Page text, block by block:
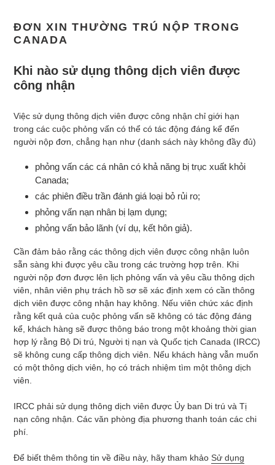
ĐƠN XIN THƯỜNG TRÚ NỘP TRONG
CANADA
Khi nào sử dụng thông dịch viên được
công nhận
Việc sử dụng thông dịch viên được công nhận chỉ giới hạn
trong các cuộc phỏng vấn có thể có tác động đáng kể đến
người nộp đơn, chẳng hạn như (danh sách này không đầy đủ)
phỏng vấn các cá nhân có khả năng bị trục xuất khỏi
Canada;
các phiên điều trần đánh giá loại bỏ rủi ro;
phỏng vấn nạn nhân bị lạm dụng;
phỏng vấn bảo lãnh (ví dụ, kết hôn giả).
Cần đảm bảo rằng các thông dịch viên được công nhận luôn
sẵn sàng khi được yêu cầu trong các trường hợp trên. Khi
người nộp đơn được lên lịch phỏng vấn và yêu cầu thông dịch
viên, nhân viên phụ trách hồ sơ sẽ xác định xem có cần thông
dịch viên được công nhận hay không. Nếu viên chức xác định
rằng kết quả của cuộc phỏng vấn sẽ không có tác động đáng
kể, khách hàng sẽ được thông báo trong một khoảng thời gian
hợp lý rằng Bộ Di trú, Người tị nạn và Quốc tịch Canada (IRCC)
sẽ không cung cấp thông dịch viên. Nếu khách hàng vẫn muốn
có một thông dịch viên, họ có trách nhiệm tìm một thông dịch
viên.
IRCC phải sử dụng thông dịch viên được Ủy ban Di trú và Tị
nạn công nhận. Các văn phòng địa phương thanh toán các chi
phí.
Để biết thêm thông tin về điều này, hãy tham khảo Sử dụng